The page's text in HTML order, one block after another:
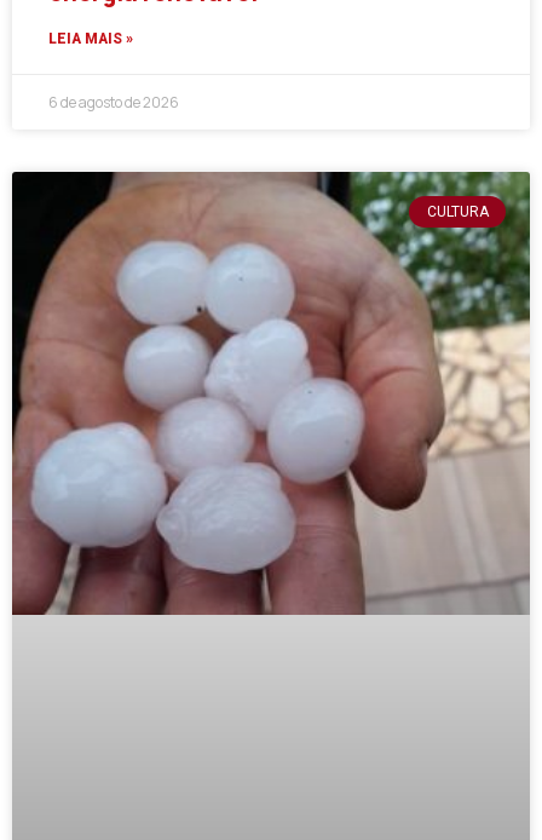
LEIA MAIS »
6 de agosto de 2026
CULTURA